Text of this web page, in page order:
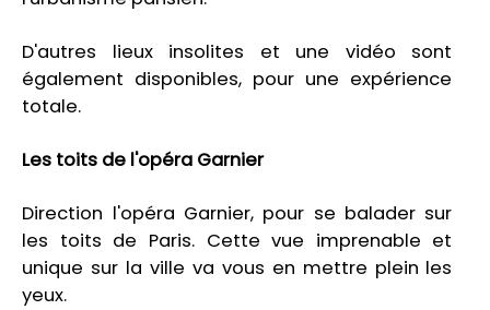
D'autres lieux insolites et une vidéo sont
également disponibles, pour une expérience
totale.
Les toits de l'opéra Garnier
Direction l'opéra Garnier, pour se balader sur
les toits de Paris. Cette vue imprenable et
unique sur la ville va vous en mettre plein les
yeux.